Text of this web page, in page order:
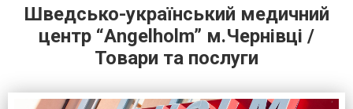
Шведсько-український медичний
центр “Angelholm” м.Чернівці /
Товари та послуги